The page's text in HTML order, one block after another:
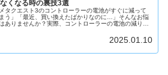
くなる時の裏技3選
メタクエスト3のコントローラーの電池がすぐに減って
う」「最近、買い換えたばかりなのに…」そんなお悩
ありませんか？実際、コントローラーの電池の減りが
2025.01.10